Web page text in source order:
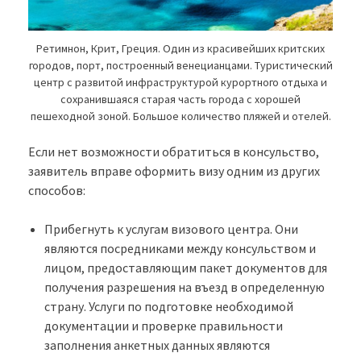
Ретимнон, Крит, Греция. Один из красивейших критских
городов, порт, построенный венецианцами. Туристический
центр с развитой инфраструктурой курортного отдыха и
сохранившаяся старая часть города с хорошей
пешеходной зоной. Большое количество пляжей и отелей.
Если нет возможности обратиться в консульство,
заявитель вправе оформить визу одним из других
способов:
Прибегнуть к услугам визового центра. Они
являются посредниками между консульством и
лицом, предоставляющим пакет документов для
получения разрешения на въезд в определенную
страну. Услуги по подготовке необходимой
документации и проверке правильности
заполнения анкетных данных являются